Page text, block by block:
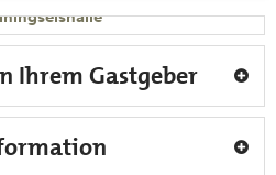
Ihrem Gastgeber